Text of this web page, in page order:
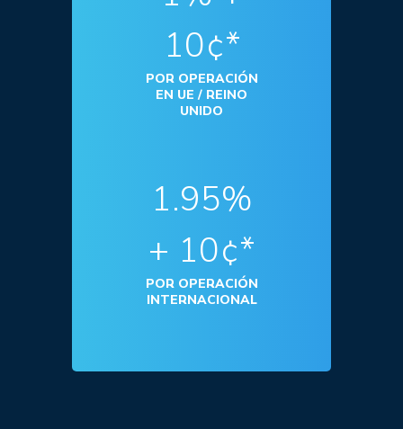
10¢*
POR OPERACIÓN
EN UE / REINO
UNIDO
1.95%
+ 10¢*
POR OPERACIÓN
INTERNACIONAL